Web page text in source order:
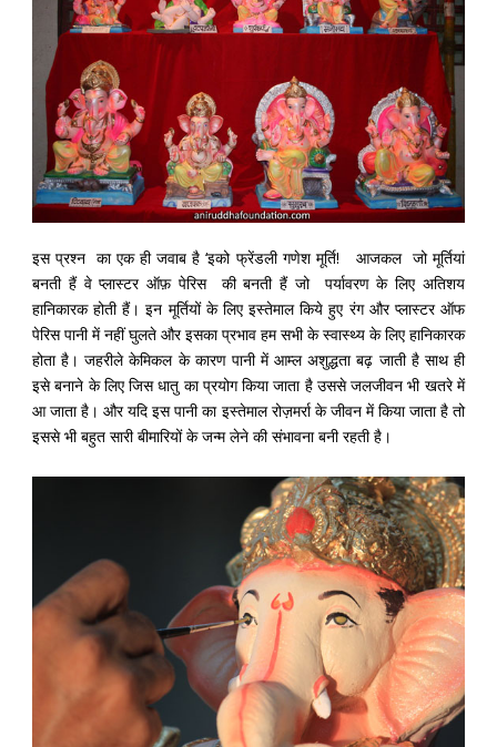
इस प्रश्न का एक ही जवाब है ‘इको फ्रेंडली गणेश मूर्ति! आजकल जो मूर्तियां
बनती हैं वे प्लास्टर ऑफ़ पेरिस की बनती हैं जो पर्यावरण के लिए अतिशय
हानिकारक होती हैं। इन मूर्तियों के लिए इस्तेमाल किये हुए रंग और प्लास्टर ऑफ
पेरिस पानी में नहीं घुलते और इसका प्रभाव हम सभी के स्वास्थ्य के लिए हानिकारक
होता है। जहरीले केमिकल के कारण पानी में आम्ल अशुद्धता बढ़ जाती है साथ ही
इसे बनाने के लिए जिस धातु का प्रयोग किया जाता है उससे जलजीवन भी खतरे में
आ जाता है। और यदि इस पानी का इस्तेमाल रोज़मर्रा के जीवन में किया जाता है तो
इससे भी बहुत सारी बीमारियों के जन्म लेने की संभावना बनी रहती है।